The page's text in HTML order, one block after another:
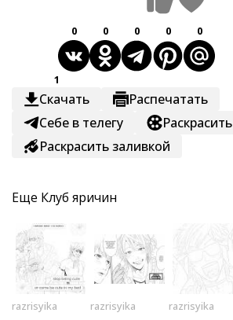
0 0 0 0 0
1
Скачать
Распечатать
Себе в телегу
Раскрасить
Раскрасить заливкой
Еще Клуб яричин
razrisyika razrisyika razrisyika